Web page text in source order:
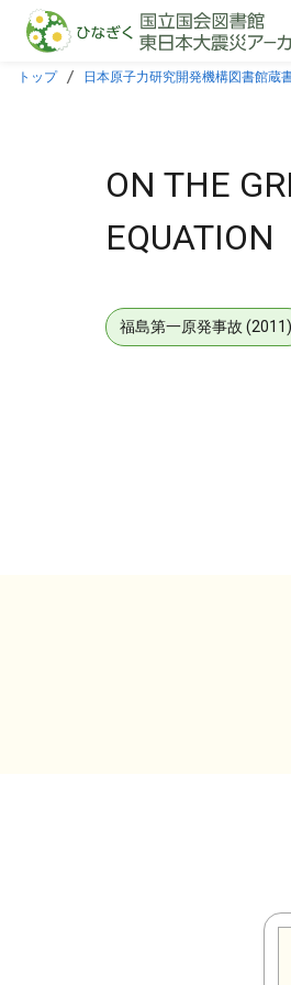
本文に飛ぶ
トップ 日本原子力研究開発機構図書館蔵
ON THE
EQUATION
福島第一原発事故 (2011)